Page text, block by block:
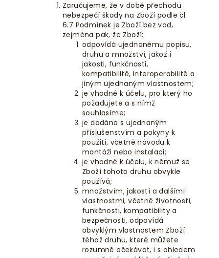
Zaručujeme, že v době přechodu
nebezpečí škody na Zboží podle čl.
6.7 Podmínek je Zboží bez vad,
zejména pak, že Zboží:
odpovídá ujednanému popisu,
druhu a množství, jakož i
jakosti, funkčnosti,
kompatibilitě, interoperabilitě a
jiným ujednaným vlastnostem;
je vhodné k účelu, pro který ho
požadujete a s nímž
souhlasíme;
je dodáno s ujednaným
příslušenstvím a pokyny k
použití, včetně návodu k
montáži nebo instalaci;
je vhodné k účelu, k němuž se
Zboží tohoto druhu obvykle
používá;
množstvím, jakostí a dalšími
vlastnostmi, včetně životnosti,
funkčnosti, kompatibility a
bezpečnosti, odpovídá
obvyklým vlastnostem Zboží
téhož druhu, které můžete
rozumně očekávat, i s ohledem